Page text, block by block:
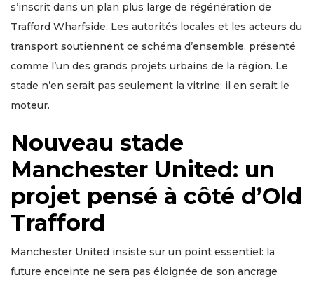
s’inscrit dans un plan plus large de régénération de
Trafford Wharfside. Les autorités locales et les acteurs du
transport soutiennent ce schéma d’ensemble, présenté
comme l’un des grands projets urbains de la région. Le
stade n’en serait pas seulement la vitrine: il en serait le
moteur.
Nouveau stade
Manchester United: un
projet pensé à côté d’Old
Trafford
Manchester United insiste sur un point essentiel: la
future enceinte ne sera pas éloignée de son ancrage